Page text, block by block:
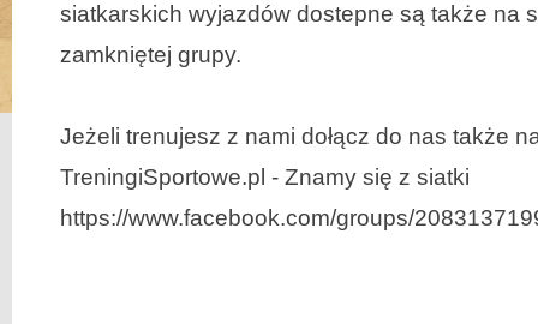
siatkarskich wyjazdów dostepne są także na
zamkniętej grupy.
Jeżeli trenujesz z nami dołącz do nas także
TreningiSportowe.pl - Znamy się z siatki
https://www.facebook.com/groups/